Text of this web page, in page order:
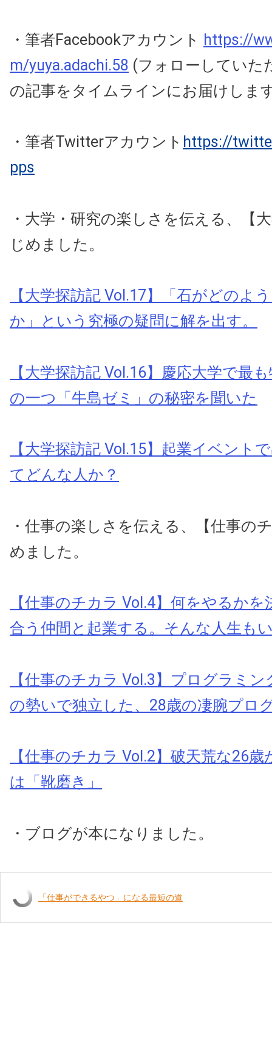
・筆者Facebookアカウント https://
m/yuya.adachi.58 (フォローしていた
の記事をタイムラインにお届けしま
・筆者Twitterアカウント https://
pps
・大学・研究の楽しさを伝える、【
じめました。
【大学探訪記 Vol.17】「石がどのよ
か」という究極の疑問に解を出す。
【大学探訪記 Vol.16】慶応大学で最
の一つ「牛島ゼミ」の秘密を聞いた
【大学探訪記 Vol.15】起業イベント
てどんな人か？
・仕事の楽しさを伝える、【仕事の
めました。
【仕事のチカラ Vol.4】何をやるか
合う仲間と起業する。そんな人生も
【仕事のチカラ Vol.3】プログラミ
の勢いで独立した、28歳の凄腕プロ
【仕事のチカラ Vol.2】破天荒な26
は「靴磨き」
・ブログが本になりました。
「仕事ができるやつ」になる最短の道